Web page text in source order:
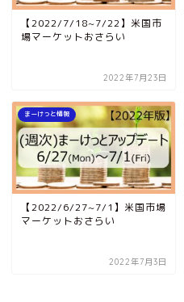
【2022/7/18~7/22】米国市
場マーケットおさらい
2022年7月23日
まーけっと情報
【2022/6/27~7/1】米国市場
マーケットおさらい
2022年7月3日